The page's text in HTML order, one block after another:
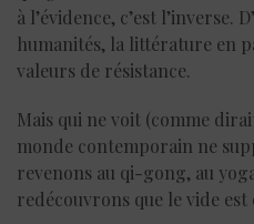
à l’évidence, c’est l’inverse.
humanités, la littérature en
valeurs de résistance.
Mais qui ne voit (comme
monde contemporain ne
revenons au qi-gong, au
redécouvrons que le vide est